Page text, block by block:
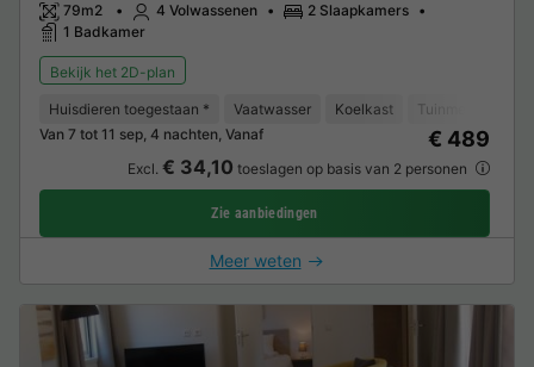
79m2 4 Volwassenen
2 Slaapkamers
1 Badkamer
Bekijk het 2D-plan
Huisdieren toegestaan * Vaatwasser Koelkast
Tuinmeubelen
Van 7 tot 11 sep, 4 nachten, Vanaf
€ 489
Excl. € 34,10 toeslagen op basis van 2 personen
Zie aanbiedingen
Meer weten